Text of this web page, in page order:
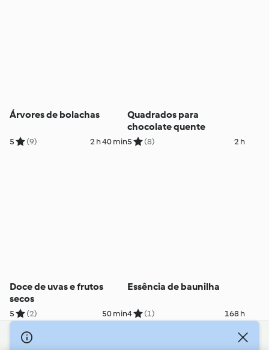
Árvores de bolachas
5 (9) 2 h 40 min
Quadrados para
chocolate quente
5 (8) 2 h
Doce de uvas e frutos
secos
5 (2) 50 min
Essência de baunilha
4 (1) 168 h
© Copyright 2026